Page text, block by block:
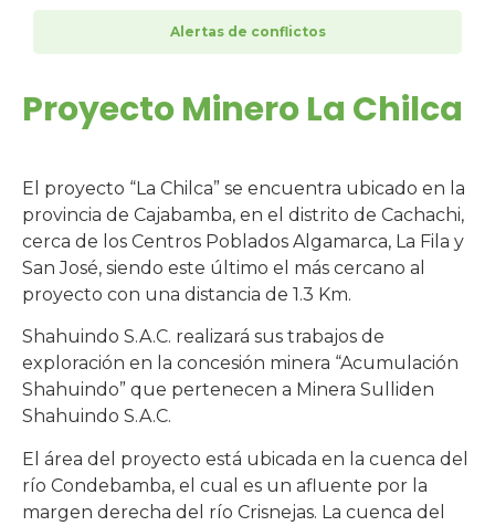
Alertas de conflictos
Proyecto Minero La Chilca
El proyecto “La Chilca” se encuentra ubicado en la
provincia de Cajabamba, en el distrito de Cachachi,
cerca de los Centros Poblados Algamarca, La Fila y
San José, siendo este último el más cercano al
proyecto con una distancia de 1.3 Km.
Shahuindo S.A.C. realizará sus trabajos de
exploración en la concesión minera “Acumulación
Shahuindo” que pertenecen a Minera Sulliden
Shahuindo S.A.C.
El área del proyecto está ubicada en la cuenca del
río Condebamba, el cual es un afluente por la
margen derecha del río Crisnejas. La cuenca del